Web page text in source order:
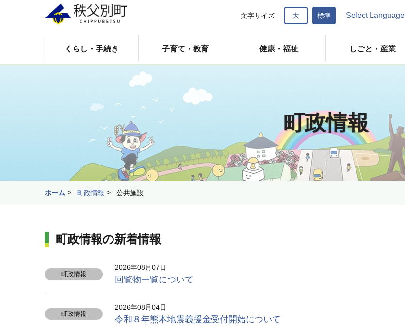
くらし・手続き 子育て・教育 健康・福祉 しごと・産業
文字サイズ 大 標準 Select Language
町政情報
ホーム 町政情報 公共施設
町政情報の新着情報
町政情報
2026年08月07日
回覧物一覧について
町政情報
2026年08月04日
令和８年熊本地震義援金受付開始について